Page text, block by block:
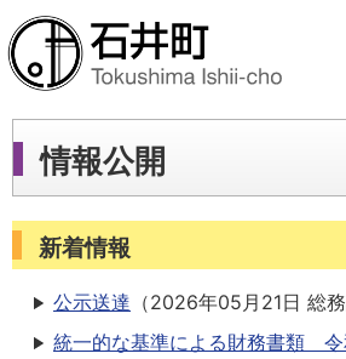
情報公開
新着情報
公示送達 （2026年05月21日 総
統一的な基準による財務書類 令